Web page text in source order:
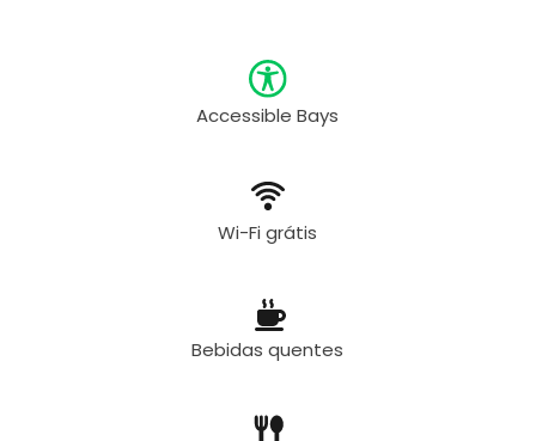
Accessible Bays
Wi-Fi grátis
Bebidas quentes